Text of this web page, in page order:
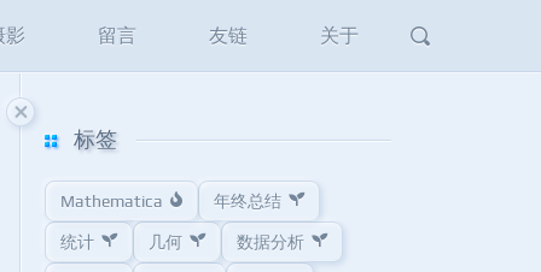
影 留言 友链 关于
标签
Mathematica 年终总结
统计 几何 数据分析